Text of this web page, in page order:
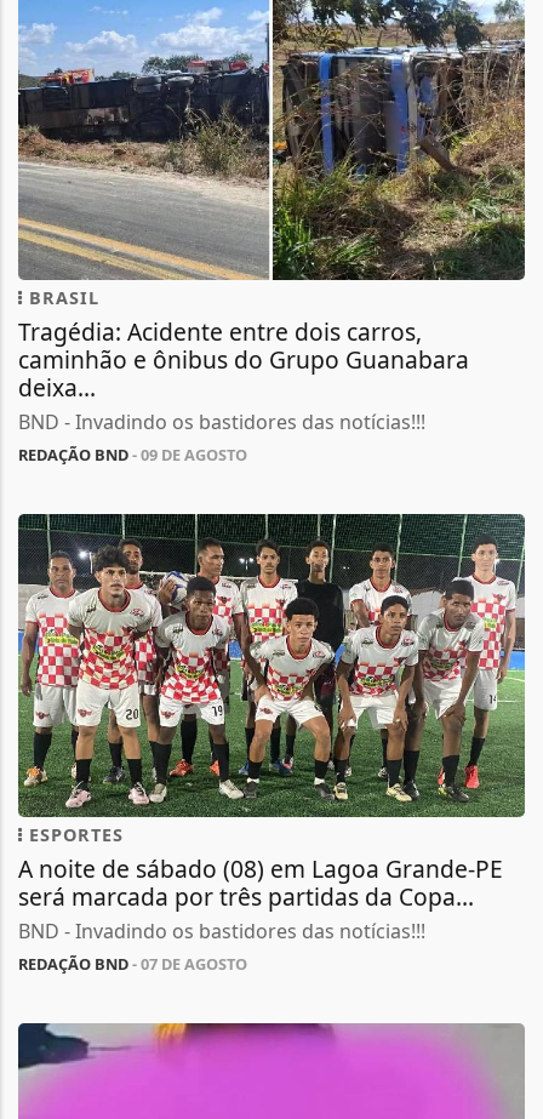
BRASIL
Tragédia: Acidente entre dois carros,
caminhão e ônibus do Grupo Guanabara
deixa...
BND - Invadindo os bastidores das notícias!!!
REDAÇÃO BND- 09 DE AGOSTO
ESPORTES
A noite de sábado (08) em Lagoa Grande-PE
será marcada por três partidas da Copa...
BND - Invadindo os bastidores das notícias!!!
REDAÇÃO BND- 07 DE AGOSTO